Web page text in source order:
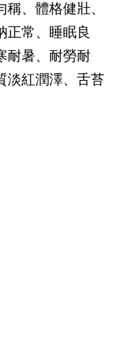
、體格健壯、
正常、睡眠良
耐暑、耐勞耐
淡紅潤澤、舌苔